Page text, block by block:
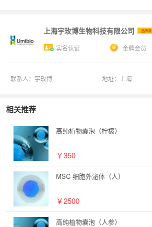
上海宇玫博生物科技有限公司 品牌商
实名认证 金牌会员
联系人： 宇玫博 地址： 上海
相关推荐
高纯植物囊泡（柠檬）
￥350
MSC 细胞外泌体（人）
￥2500
高纯植物囊泡（人参）